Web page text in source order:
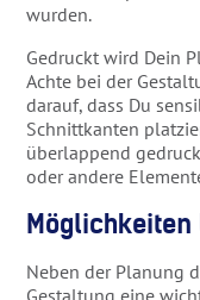
wurden.
Gedruckt wird Dein
Achte bei der
darauf, dass Du
Schnittkanten
überlappend
oder andere
Neben der Planung
Gestaltung eine